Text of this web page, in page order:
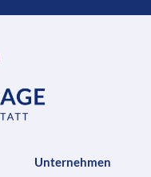
Unternehmen